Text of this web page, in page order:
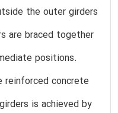
the outer girders
are braced together
positions.
concrete
is achieved by